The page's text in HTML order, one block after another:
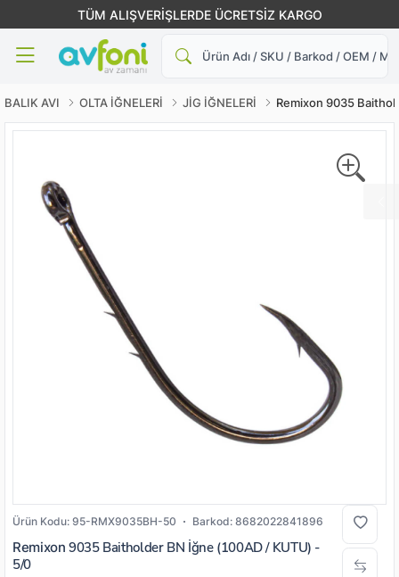
TÜM ALIŞVERİŞLERDE ÜCRETSİZ KARGO
BALIK AVI OLTA İĞNELERİ JİG İĞNELERİ Remixon 9035
Ürün Kodu: 95-RMX9035BH-50 Barkod: 8682022841896
Remixon 9035 Baitholder BN İğne (100AD / KUTU) -
5/0